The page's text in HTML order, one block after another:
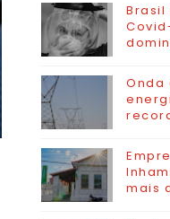
Brasil
Onda
mais